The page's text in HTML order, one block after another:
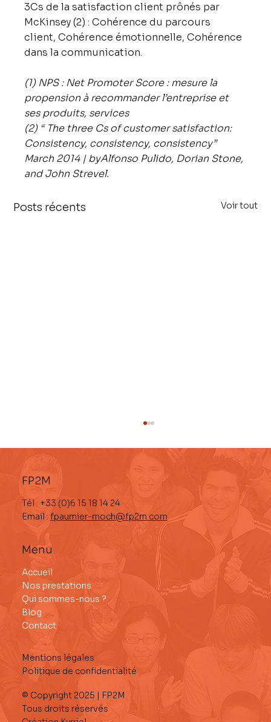
3Cs de la satisfaction client prônés par
McKinsey (2) : Cohérence du parcours
client, Cohérence émotionnelle, Cohérence
dans la communication.
(1) NPS : Net Promoter Score : mesure la
propension à recommander l’entreprise et
ses produits, services
(2) “ The three Cs of customer satisfaction:
Consistency, consistency, consistency”
March 2014 | byAlfonso Pulido, Dorian Stone,
and John Strevel.
Posts récents Voir tout
Persona : pourquoi l'IA ne peut pas
remplacer le terrain ?
FP2M
Tél : +33 (0)6 15 18 14 24
Email : fpaumier-moch@fp2m.com
Menu
Accueil
Nos prestations
Qui sommes-nous ?
Blog
Contact
Mentions légales
Politique de confidentialité
© Copyright 2025 | FP2M
Tous droits réservés